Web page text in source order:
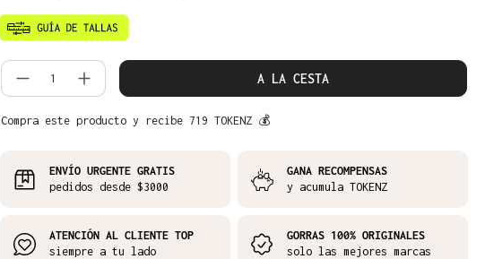
Cantidad del producto: introduce la
A LA CESTA
Compra este producto y recibe 719 TOKENZ 💰
ENVÍO URGENTE GRATIS
pedidos desde $3000
GANA RECOMPENSAS
y acumula TOKENZ
ATENCIÓN AL CLIENTE TOP
siempre a tu lado
GORRAS 100% ORIGINALES
solo las mejores marcas